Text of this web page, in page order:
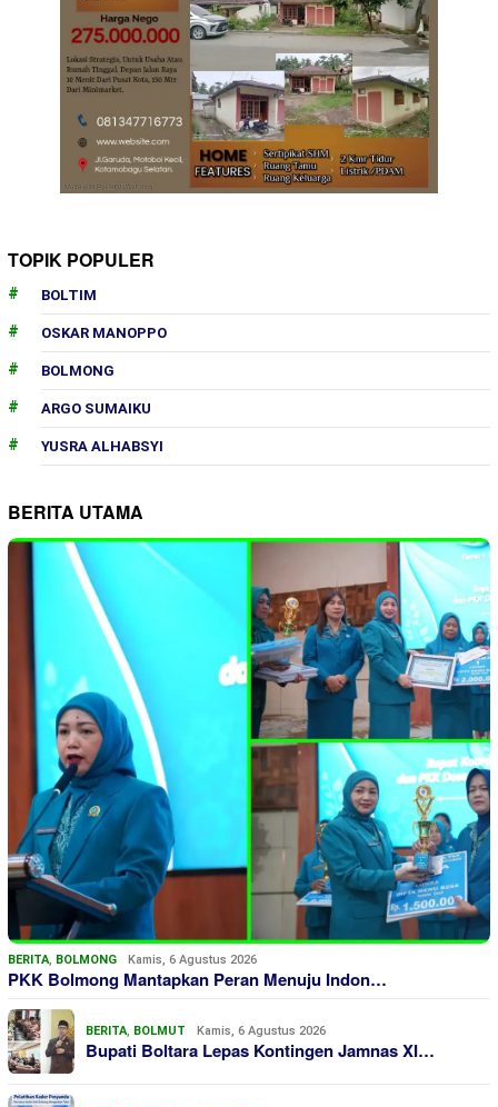
TOPIK POPULER
BOLTIM
OSKAR MANOPPO
BOLMONG
ARGO SUMAIKU
YUSRA ALHABSYI
BERITA UTAMA
BERITA, BOLMONG Kamis, 6 Agustus 2026
PKK Bolmong Mantapkan Peran Menuju Indon…
BERITA, BOLMUT Kamis, 6 Agustus 2026
Bupati Boltara Lepas Kontingen Jamnas XI…